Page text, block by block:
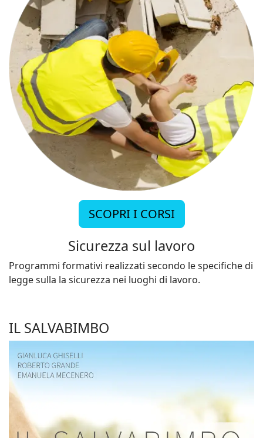
SCOPRI I CORSI
Sicurezza sul lavoro
Programmi formativi realizzati secondo le specifiche di
legge sulla la sicurezza nei luoghi di lavoro.
IL SALVABIMBO